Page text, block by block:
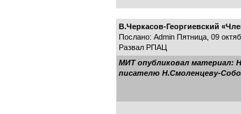
В.Черкасов-Георгиевский
Послано: Admin Пятница, 09
Развал РПАЦ
МИТ опубликовал материал:
писателю Н.Смоленцеву-